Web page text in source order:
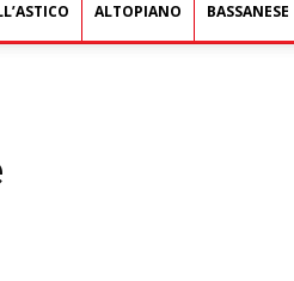
ALTOPIANO BASSANESE